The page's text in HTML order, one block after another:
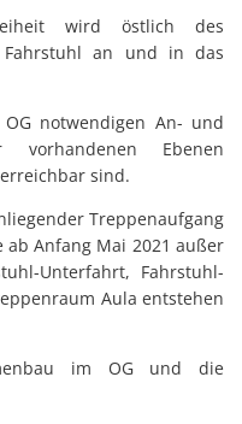
wird östlich des
Fahrstuhl an und in das
notwendigen An- und
Ebenen
sind.
Treppenaufgang
Anfang Mai 2021 außer
Unterfahrt, Fahrstuhl-
Aula entstehen
im OG und die